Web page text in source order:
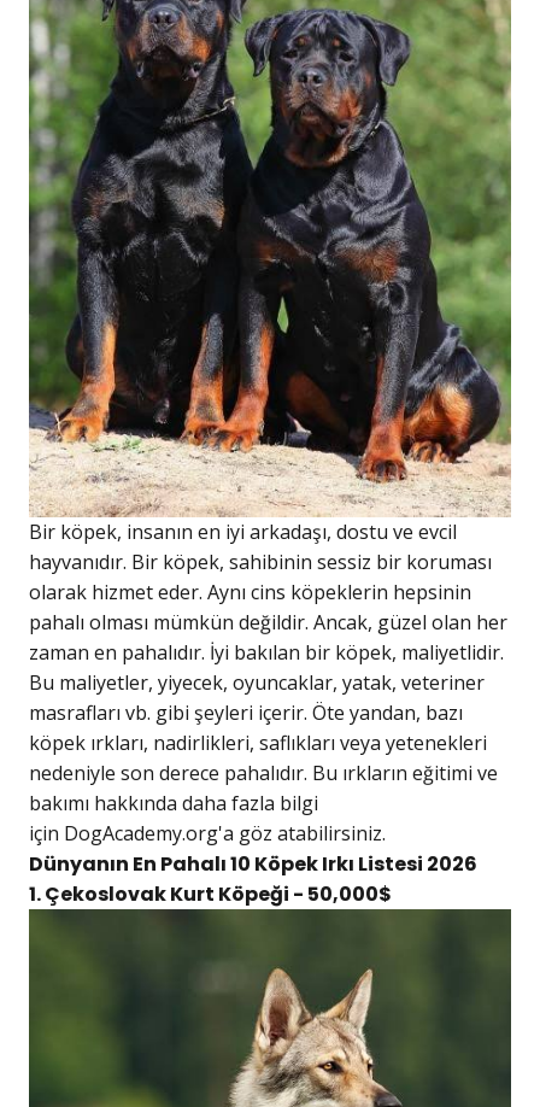
Bir köpek, insanın en iyi arkadaşı, dostu ve evcil
hayvanıdır. Bir köpek, sahibinin sessiz bir koruması
olarak hizmet eder. Aynı cins köpeklerin hepsinin
pahalı olması mümkün değildir. Ancak, güzel olan her
zaman en pahalıdır. İyi bakılan bir köpek, maliyetlidir.
Bu maliyetler, yiyecek, oyuncaklar, yatak, veteriner
masrafları vb. gibi şeyleri içerir. Öte yandan, bazı
köpek ırkları, nadirlikleri, saflıkları veya yetenekleri
nedeniyle son derece pahalıdır. Bu ırkların eğitimi ve
bakımı hakkında daha fazla bilgi
için DogAcademy.org'a göz atabilirsiniz.
Dünyanın En Pahalı 10 Köpek Irkı Listesi 2026
1. Çekoslovak Kurt Köpeği - 50,000$